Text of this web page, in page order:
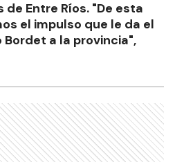
Entre Ríos. "De esta
el impulso que le da el
a la provincia",